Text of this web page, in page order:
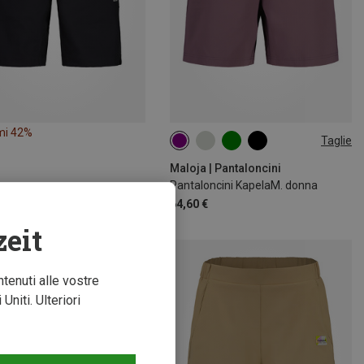
42%
Taglie
Maloja | Pantaloncini
Pantaloncini KapelaM. donna
64,60 €
XS S M
alle vostre
Ulteriori